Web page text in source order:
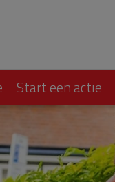
Start een actie